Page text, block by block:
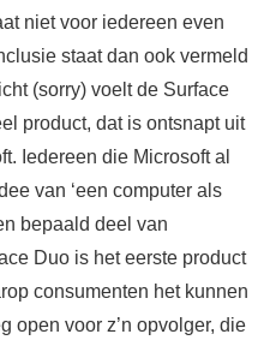
niet voor iedereen even
staat dan ook vermeld
(sorry) voelt de Surface
product, dat is ontsnapt uit
Iedereen die Microsoft al
van ‘een computer als
bepaald deel van
Duo is het eerste product
consumenten het kunnen
open voor z’n opvolger, die